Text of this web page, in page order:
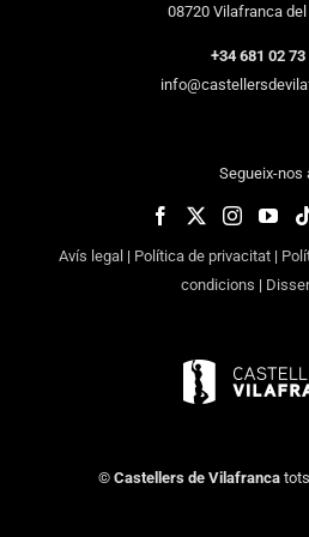
08720 Vilafranca
+34 681 02 73
Segueix-nos
Avís legal | Política de privacitat|
condicions |
© Castellers de Vilafrancatots